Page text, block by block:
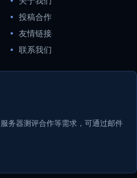
投稿合作
友情链接
联系我们
务器测评合作等需求，可通过邮件